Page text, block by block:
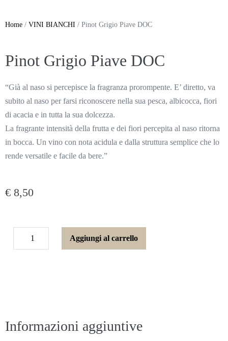
Home / VINI BIANCHI / Pinot Grigio Piave DOC
Pinot Grigio Piave DOC
“Già al naso si percepisce la fragranza prorompente. E’ diretto, va
subito al naso per farsi riconoscere nella sua pesca, albicocca, fiori
di acacia e in tutta la sua dolcezza.
La fragrante intensità della frutta e dei fiori percepita al naso ritorna
in bocca. Un vino con nota acidula e dalla struttura semplice che lo
rende versatile e facile da bere.”
€ 8,50
Aggiungi al carrello
Informazioni aggiuntive